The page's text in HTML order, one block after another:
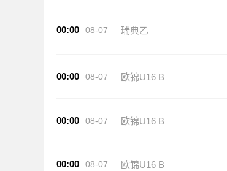
00:00 08-07 瑞典乙
00:00 08-07 欧锦U16 B
00:00 08-07 欧锦U16 B
00:00 08-07 欧锦U16 B